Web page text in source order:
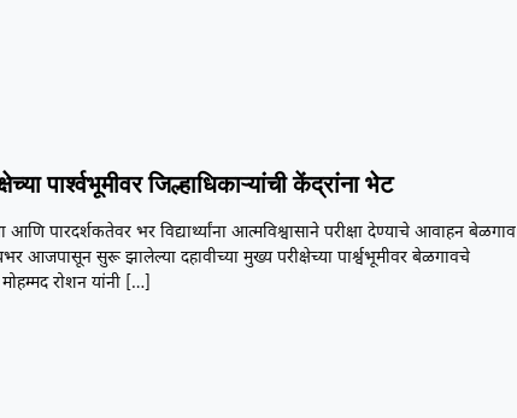
पार्श्वभूमीवर जिल्हाधिकाऱ्यांची केंद्रांना भेट
आणि पारदर्शकतेवर भर विद्यार्थ्यांना आत्मविश्वासाने परीक्षा देण्याचे आवाहन
आजपासून सुरू झालेल्या दहावीच्या मुख्य परीक्षेच्या पार्श्वभूमीवर बेळगावचे
रोशन यांनी […]